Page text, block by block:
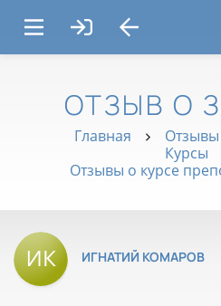
ОТЗЫВ О
Главная
Отзывы
Курсы
Отзывы о курсе
ИГНАТИЙ КОМАРОВ